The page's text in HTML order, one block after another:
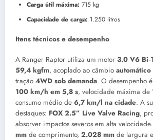
Carga útil máxima: 715 kg
Capacidade de carga: 1.250 litros
Itens técnicos e desempenho
A Ranger Raptor utiliza um motor 3.0 V6
59,4 kgfm, acoplado ao câmbio
tração 4WD sob demanda. O desempenho
100 km/h em 5,8 s, velocidade máxima de
consumo médio de 6,7 km/l na cidade. A
destaques: FOX 2.5” Live Valve Racing,
absorver impactos severos em alta
mm de comprimento, 2.028 mm de largura e